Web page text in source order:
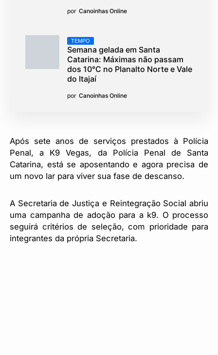
por Canoinhas Online
TEMPO
Semana gelada em Santa
Catarina: Máximas não passam
dos 10°C no Planalto Norte e Vale
do Itajaí
por Canoinhas Online
Após sete anos de serviços prestados à Polícia
Penal, a K9 Vegas, da Polícia Penal de Santa
Catarina, está se aposentando e agora precisa de
um novo lar para viver sua fase de descanso.
A Secretaria de Justiça e Reintegração Social abriu
uma campanha de adoção para a k9. O processo
seguirá critérios de seleção, com prioridade para
integrantes da própria Secretaria.